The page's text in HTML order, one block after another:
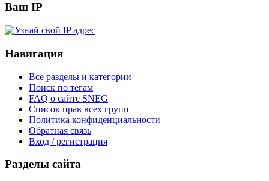
Ваш IP
Навигация
Все разделы и категории
Поиск по тегам
FAQ о сайте SNEG
Список прав всех групп
Политика конфиденциальности
Обратная связь
Вход / регистрация
Разделы сайта